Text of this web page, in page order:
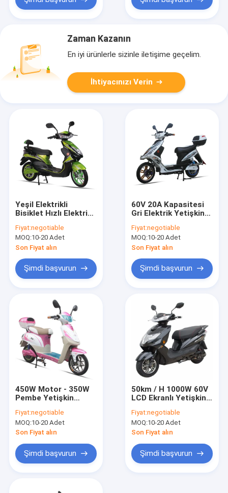
Zaman Kazanın
En iyi ürünlerle sizinle iletişime geçelim.
İhtiyacınızı Verin
Yeşil Elektrikli
Bisiklet Hızlı Elektrikli
Destekli
Fiyat:negotiable
MOQ:10-20 Adet
Son Fiyat alın
Şimdi başvurun
60V 20A Kapasitesi
Gri Elektrik Yetişkin
Elektrikli Scooter
Fiyat:negotiable
MOQ:10-20 Adet
Son Fiyat alın
Şimdi başvurun
450W Motor - 350W
Pembe Yetişkin
350W ile Scooter
Kumandalı
Fiyat:negotiable
MOQ:10-20 Adet
Son Fiyat alın
Şimdi başvurun
50km / H 1000W 60V
LCD Ekranlı Yetişkin
Fiyat:negotiable
MOQ:10-20 Adet
Son Fiyat alın
Şimdi başvurun